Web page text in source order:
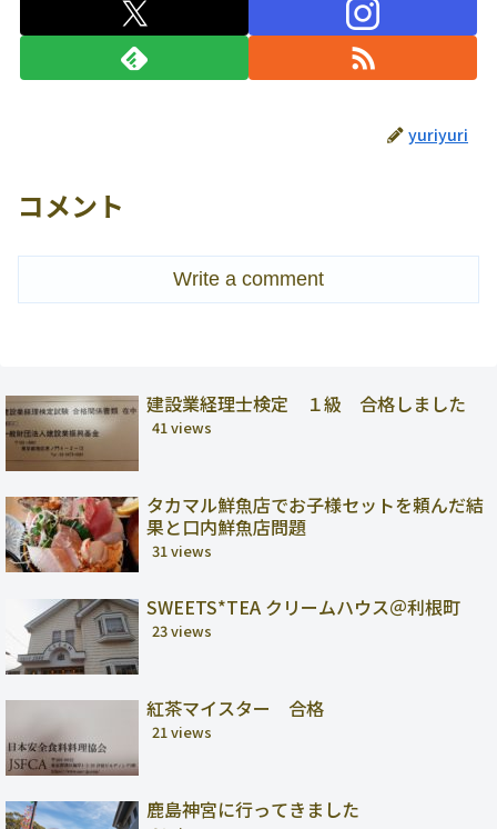
yuriyuri
コメント
Write a comment
建設業経理士検定 １級 合格しました
41 views
タカマル鮮魚店でお子様セットを頼んだ結
果と口内鮮魚店問題
31 views
SWEETS*TEA クリームハウス＠利根町
23 views
紅茶マイスター 合格
21 views
鹿島神宮に行ってきました